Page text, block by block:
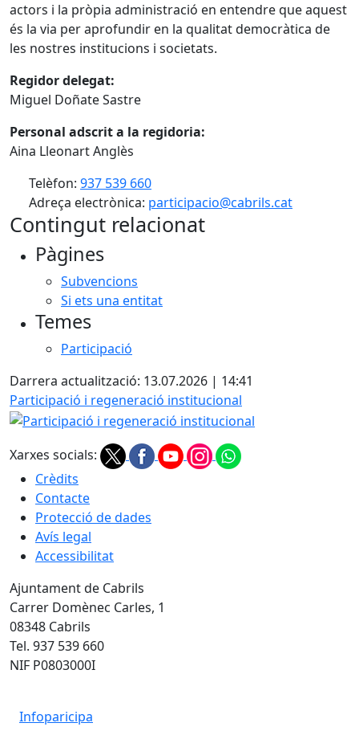
actors i la pròpia administració en entendre que aquest
és la via per aprofundir en la qualitat democràtica de
les nostres institucions i societats.
Regidor delegat:
Miguel Doñate Sastre
Personal adscrit a la regidoria:
Aina Lleonart Anglès
Telèfon: 937 539 660
Adreça electrònica: participacio@cabrils.cat
Contingut relacionat
Pàgines
Subvencions
Si ets una entitat
Temes
Participació
Darrera actualització: 13.07.2026 | 14:41
Participació i regeneració institucional
Xarxes socials:
Crèdits
Contacte
Protecció de dades
Avís legal
Accessibilitat
Ajuntament de Cabrils
Carrer Domènec Carles, 1
08348 Cabrils
Tel. 937 539 660
NIF P0803000I
Infoparicipa